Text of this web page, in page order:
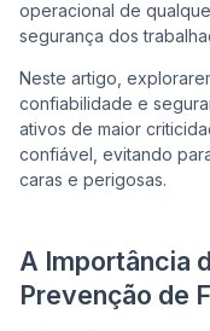
operacional de
segurança dos
Neste artigo,
confiabilidade e
ativos de maior
confiável, evitando
caras e perigosas.
A Importância
Prevenção de